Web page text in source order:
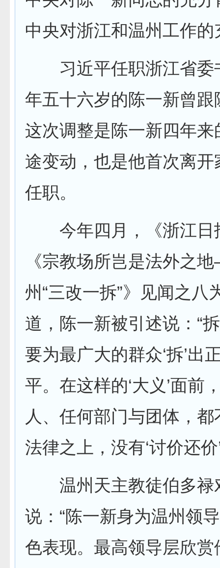
中央对浙江和温州工作的
习近平任职浙江省委
年五十六岁的陈一新曾跟
这次调整是陈一新四年来
途变动，也是他首次离开
任职。
今年四月，《浙江日
《宗教场所岂是法外之
州“三改一拆”》见闻之八
道，陈一新被引述说：“
要为最广大的群众‘拆’出
平。在这样的‘大义’面前
人、任何部门与团体，
法律之上，没有‘讨价还价
温州天主教徒伯多禄
说：“陈一新身为温州领
色表现。最高领导层欣赏